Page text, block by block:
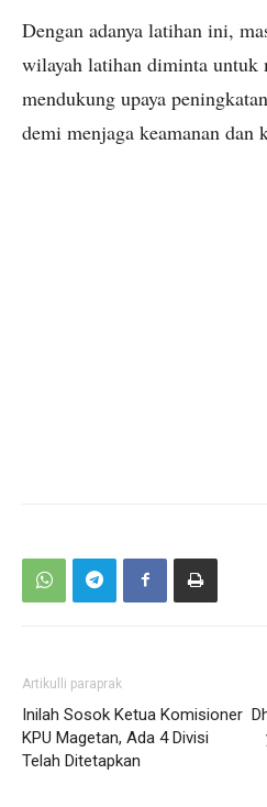
Dengan adanya latihan ini,
wilayah latihan diminta untuk
mendukung upaya
demi menjaga keamanan dan
Artikulli paraprak
Inilah Sosok Ketua Komisioner
KPU Magetan, Ada 4 Divisi
Telah Ditetapkan